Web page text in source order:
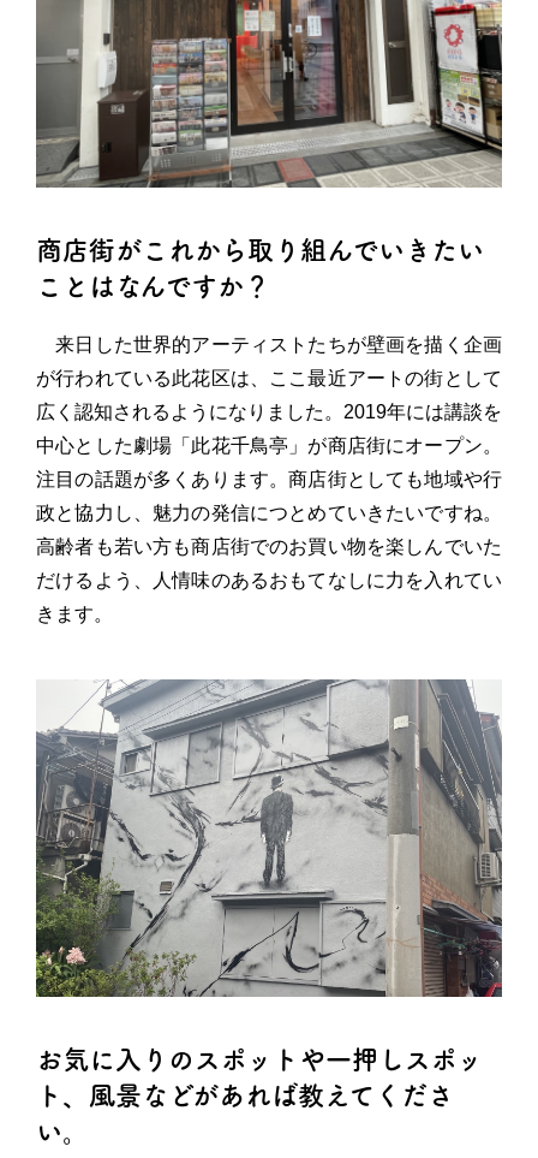
商店街がこれから取り組んでいきたい
ことはなんですか？
来日した世界的アーティストたちが壁画を描く企画
が行われている此花区は、ここ最近アートの街として
広く認知されるようになりました。2019年には講談を
中心とした劇場「此花千鳥亭」が商店街にオープン。
注目の話題が多くあります。商店街としても地域や行
政と協力し、魅力の発信につとめていきたいですね。
高齢者も若い方も商店街でのお買い物を楽しんでいた
だけるよう、人情味のあるおもてなしに力を入れてい
きます。
お気に入りのスポットや一押しスポッ
ト、風景などがあれば教えてくださ
い。